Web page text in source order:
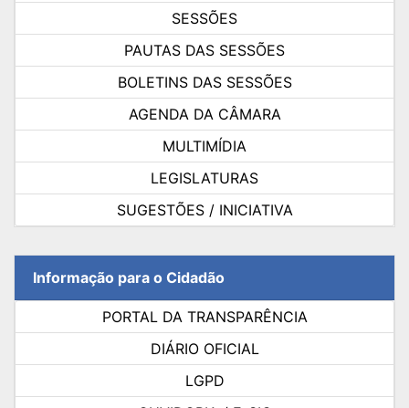
SESSÕES
PAUTAS DAS SESSÕES
BOLETINS DAS SESSÕES
AGENDA DA CÂMARA
MULTIMÍDIA
LEGISLATURAS
SUGESTÕES / INICIATIVA
Informação para o Cidadão
PORTAL DA TRANSPARÊNCIA
DIÁRIO OFICIAL
LGPD